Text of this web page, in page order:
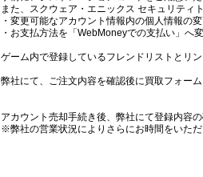
また、スクウェア・エニックス セキュリティ
・変更可能なアカウント情報内の個人情報の
・お支払方法を「WebMoneyでの支払い」へ
ゲーム内で登録しているフレンドリストとリ
弊社にて、ご注文内容を確認後に買取フォー
アカウント売却手続き後、弊社にて登録内容
※弊社の営業状況によりさらにお時間をいた